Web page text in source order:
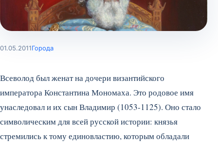
01.05.2011Города
Всеволод был женат на дочери византийского
императора Константина Мономаха. Это родовое имя
унаследовал и их сын Владимир (1053-1125). Оно стало
символическим для всей русской истории: князья
стремились к тому единовластию, которым обладали